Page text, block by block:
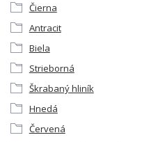
Čierna
Antracit
Biela
Strieborná
Škrabaný hliník
Hnedá
Červená